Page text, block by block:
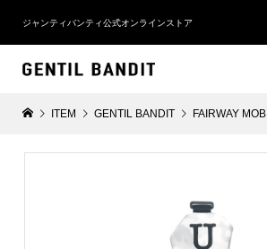
ジャンティバンティ公式オンラインストア
ITEM GENTIL BANDIT FAIRWAY MOB